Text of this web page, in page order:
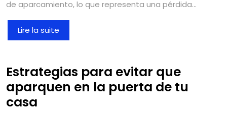
de aparcamiento, lo que representa una pérdida…
Lire la suite
Estrategias para evitar que
aparquen en la puerta de tu
casa